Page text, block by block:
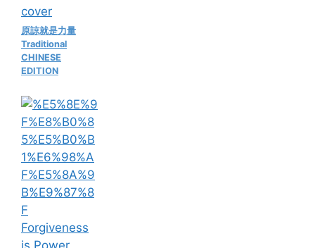
原諒就是力量
Traditional
CHINESE
EDITION